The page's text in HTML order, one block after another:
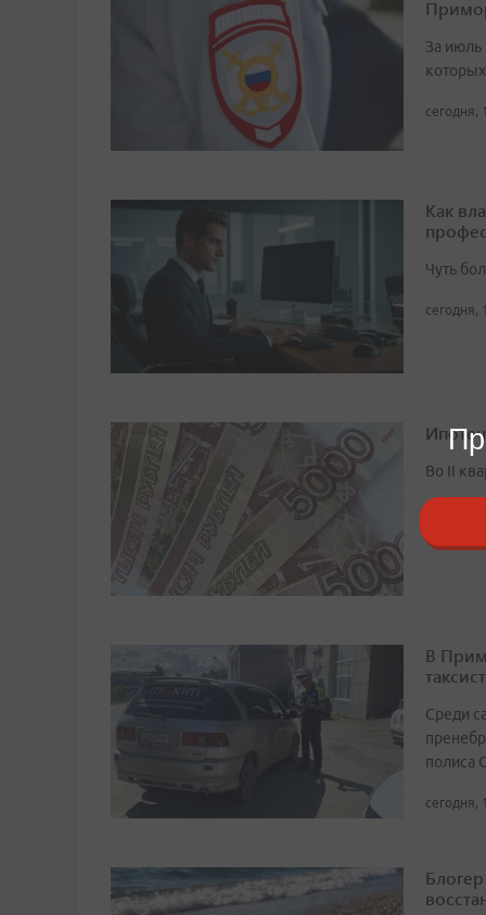
За июль
сегодня,
Как
Чуть
сегодня,
Во II
В
Среди
полиса
сегодня,